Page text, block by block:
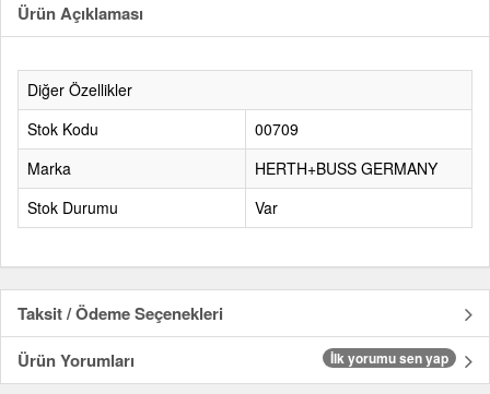
Ürün Açıklaması
Diğer Özellikler
Stok Kodu
00709
Marka
HERTH+BUSS GERMANY
Stok Durumu
Var
Taksit / Ödeme Seçenekleri
Ürün Yorumları
İlk yorumu sen yap